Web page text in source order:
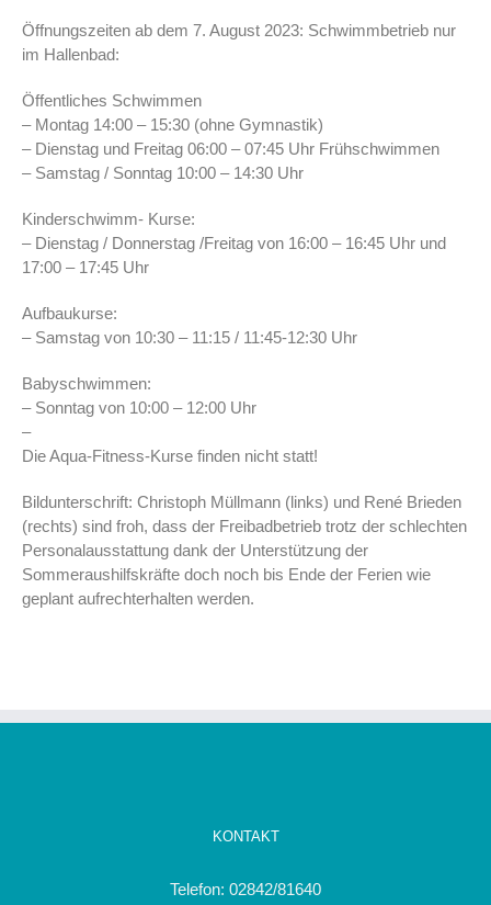
Öffnungszeiten ab dem 7. August 2023: Schwimmbetrieb nur
im Hallenbad:
Öffentliches Schwimmen
– Montag 14:00 – 15:30 (ohne Gymnastik)
– Dienstag und Freitag 06:00 – 07:45 Uhr Frühschwimmen
– Samstag / Sonntag 10:00 – 14:30 Uhr
Kinderschwimm- Kurse:
– Dienstag / Donnerstag /Freitag von 16:00 – 16:45 Uhr und
17:00 – 17:45 Uhr
Aufbaukurse:
– Samstag von 10:30 – 11:15 / 11:45-12:30 Uhr
Babyschwimmen:
– Sonntag von 10:00 – 12:00 Uhr
–
Die Aqua-Fitness-Kurse finden nicht statt!
Bildunterschrift: Christoph Müllmann (links) und René Brieden
(rechts) sind froh, dass der Freibadbetrieb trotz der schlechten
Personalausstattung dank der Unterstützung der
Sommeraushilfskräfte doch noch bis Ende der Ferien wie
geplant aufrechterhalten werden.
KONTAKT
Telefon: 02842/81640